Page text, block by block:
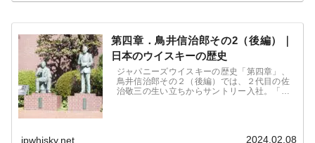
第四章．鳥井信治郎その2（後編）｜
日本のウイスキーの歴史
ジャパニーズウイスキーの歴史「第四章」、
鳥井信治郎その２（後編）では、２代目の佐
治敬三の生い立ちからサントリー入社。「だ
jpwhisky.net 2024.02.08